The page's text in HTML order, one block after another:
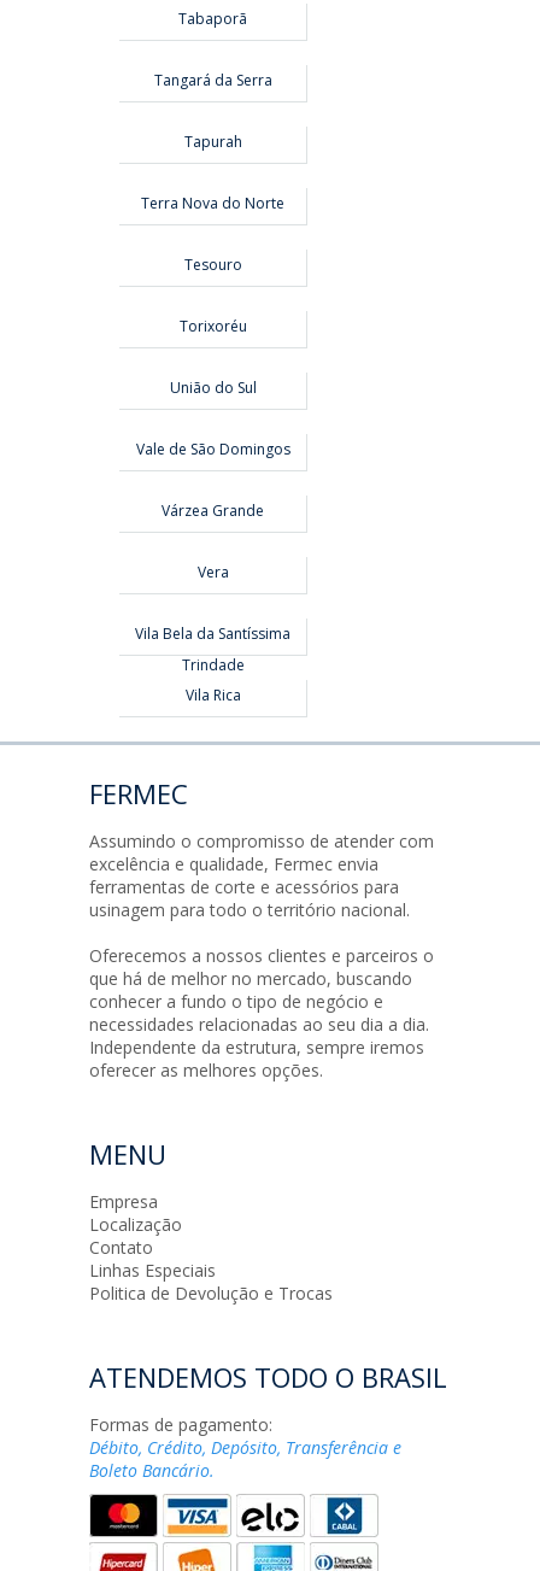
Tabaporã
Tangará da Serra
Tapurah
Terra Nova do Norte
Tesouro
Torixoréu
União do Sul
Vale de São Domingos
Várzea Grande
Vera
Vila Bela da Santíssima
Trindade
Vila Rica
FERMEC
Assumindo o compromisso de atender com
excelência e qualidade, Fermec envia
ferramentas de corte e acessórios para
usinagem para todo o território nacional.
Oferecemos a nossos clientes e parceiros o
que há de melhor no mercado, buscando
conhecer a fundo o tipo de negócio e
necessidades relacionadas ao seu dia a dia.
Independente da estrutura, sempre iremos
oferecer as melhores opções.
MENU
Empresa
Localização
Contato
Linhas Especiais
Politica de Devolução e Trocas
ATENDEMOS TODO O BRASIL
Formas de pagamento:
Débito, Crédito, Depósito, Transferência e
Boleto Bancário.